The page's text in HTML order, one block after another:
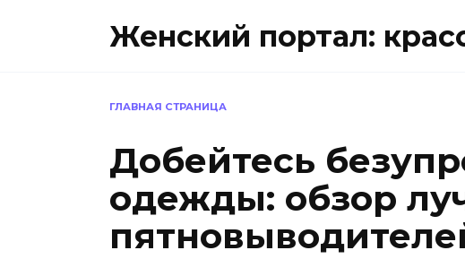
Женский портал:
ГЛАВНАЯ СТРАНИЦА
Добейтесь
одежды: обзор